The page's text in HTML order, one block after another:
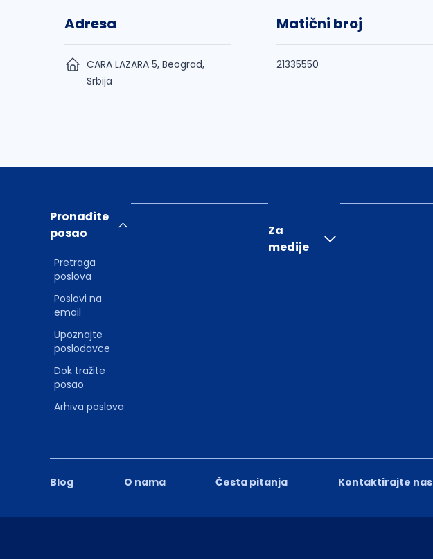
Adresa
CARA LAZARA 5, Beograd,
Srbija
Matični broj
21335550
Blog O nama Česta pitanja Kontaktirajte nas
Pronađite
posao
Pretraga
poslova
Poslovi na
email
Upoznajte
poslodavce
Dok tražite
posao
Arhiva poslova
Za
medije